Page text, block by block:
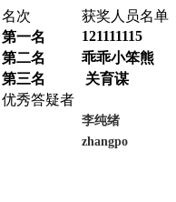
名次 获奖人员名单
第一名
121111115
第二名
乖乖小笨熊
第三名
关育谋
优秀答疑者
李纯绪
zhangpo